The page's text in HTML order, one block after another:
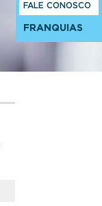
FALE CONOSCO
FRANQUIAS